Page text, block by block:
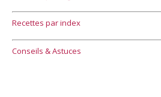
Recettes par index
Conseils & Astuces